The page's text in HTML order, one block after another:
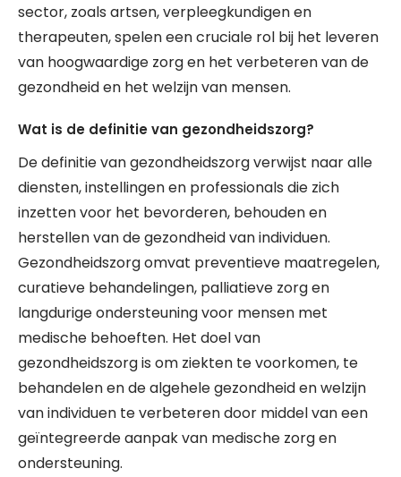
sector, zoals artsen, verpleegkundigen en
therapeuten, spelen een cruciale rol bij het leveren
van hoogwaardige zorg en het verbeteren van de
gezondheid en het welzijn van mensen.
Wat is de definitie van gezondheidszorg?
De definitie van gezondheidszorg verwijst naar alle
diensten, instellingen en professionals die zich
inzetten voor het bevorderen, behouden en
herstellen van de gezondheid van individuen.
Gezondheidszorg omvat preventieve maatregelen,
curatieve behandelingen, palliatieve zorg en
langdurige ondersteuning voor mensen met
medische behoeften. Het doel van
gezondheidszorg is om ziekten te voorkomen, te
behandelen en de algehele gezondheid en welzijn
van individuen te verbeteren door middel van een
geïntegreerde aanpak van medische zorg en
ondersteuning.